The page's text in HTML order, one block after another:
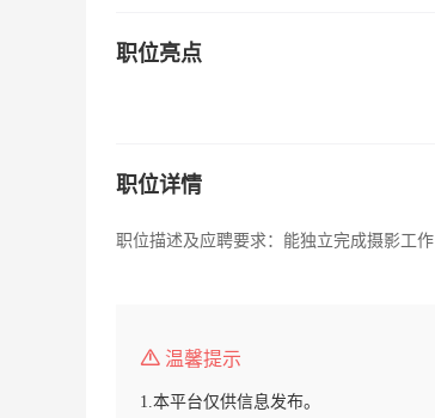
职位亮点
职位详情
职位描述及应聘要求：能独立完成摄影工作
温馨提示
1.本平台仅供信息发布。